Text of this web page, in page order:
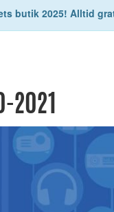
butik 2025! Alltid
2021